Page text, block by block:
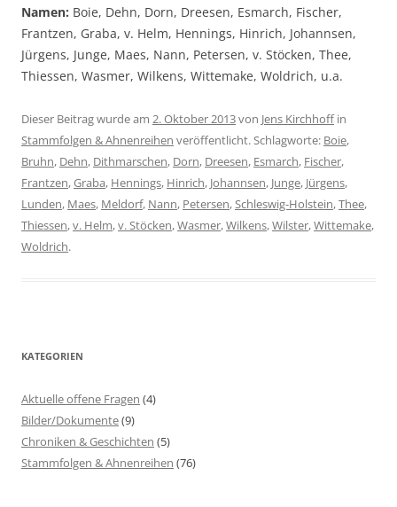
Namen: Boie, Dehn, Dorn, Dreesen, Esmarch, Fischer,
Frantzen, Graba, v. Helm, Hennings, Hinrich, Johannsen,
Jürgens, Junge, Maes, Nann, Petersen, v. Stöcken, Thee,
Thiessen, Wasmer, Wilkens, Wittemake, Woldrich, u.a.
Dieser Beitrag wurde am 2. Oktober 2013von Jens Kirchhoffin
Stammfolgen & Ahnenreihen veröffentlicht. Schlagworte: Boie,
Bruhn, Dehn, Dithmarschen, Dorn, Dreesen, Esmarch, Fischer,
Frantzen,Graba, Hennings, Hinrich, Johannsen, Junge, Jürgens,
Lunden, Maes, Meldorf, Nann, Petersen,Schleswig-Holstein,Thee,
Thiessen,v. Helm,v. Stöcken,Wasmer,Wilkens,Wilster,Wittemake,
Woldrich.
KATEGORIEN
Aktuelle offene Fragen (4)
Bilder/Dokumente(9)
Chroniken & Geschichten (5)
Stammfolgen & Ahnenreihen (76)